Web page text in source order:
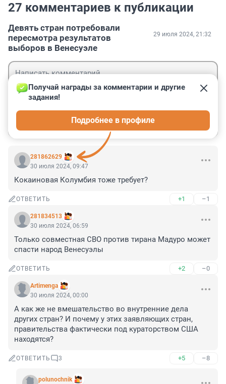
27 комментариев к публикации
Девять стран потребовали
пересмотра результатов
выборов в Венесуэле
29 июля 2024, 21:32
281862629
Получай награды за комментарии и другие
задания!
Подробнее в профиле
30 июля 2024, 09:47
Кокаиновая Колумбия тоже требует?
ОТВЕТИТЬ +1 –1
281834513
30 июля 2024, 06:59
Только совместная СВО против тирана Мадуро может
спасти народ Венесуэлы
ОТВЕТИТЬ +2 –0
Artimenga
30 июля 2024, 00:00
А как же не вмешательство во внутренние дела
других стран? И почему у этих заявляющих стран,
правительства фактически под кураторством США
находятся?
ОТВЕТИТЬ 3 +5 –8
polunochnik